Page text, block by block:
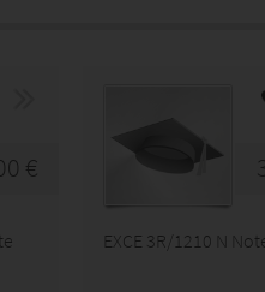
€
EXCE 3R/1210 N